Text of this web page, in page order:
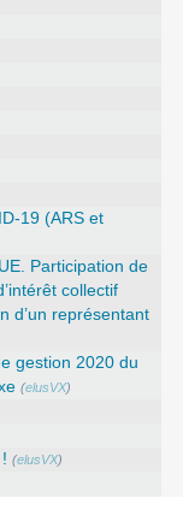
19 (ARS et
Participation de
collectif
d’un représentant
gestion 2020 du
(elusVX)
(elusVX)